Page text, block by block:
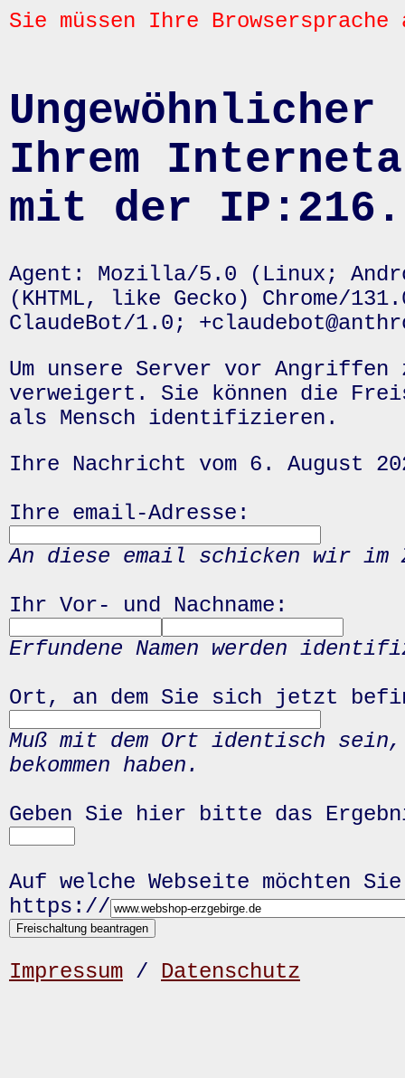
Sie müssen Ihre
Ihrem
mit der
Agent: Mozilla/5.0 (Linux;
(KHTML, like Gecko) Chrome/
ClaudeBot/1.0;
Um unsere Server vor
verweigert. Sie können die
als Mensch identifizieren.
Ihre Nachricht vom 6. August
Ihre email-Adresse:
An diese email schicken wir
Ihr Vor- und Nachname:
Erfundene Namen werden
Ort, an dem Sie sich jetzt
Muß mit dem Ort identisch
bekommen haben.
Geben Sie hier bitte das
Auf welche Webseite möchten
https://
Impressum / Datenschutz